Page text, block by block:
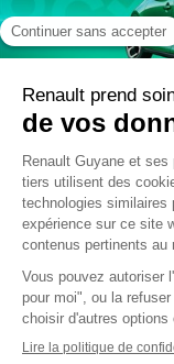
24
conduite
Renault Twingo
24 systèmes
équipements de
pour rendre la